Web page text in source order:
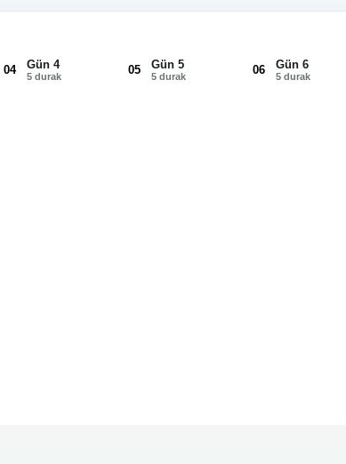
04 Gün 4
5 durak 05 Gün 5
5 durak 06 Gün 6
5 durak